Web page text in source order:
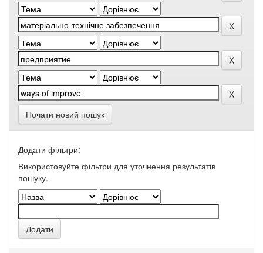
Почати новий пошук
Додати фільтри:
Використовуйте фільтри для уточнення результатів
пошуку.